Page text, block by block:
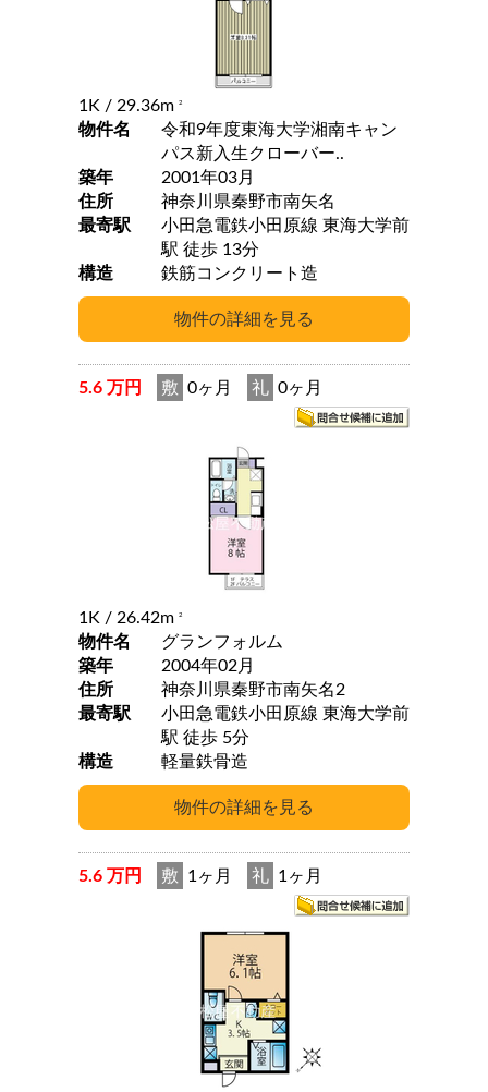
1K / 29.36m 2
物件名
令和9年度東海大学湘南キャン
パス新入生クローバー..
築年
2001年03月
住所
神奈川県秦野市南矢名
最寄駅
小田急電鉄小田原線 東海大学前
駅 徒歩 13分
構造
鉄筋コンクリート造
5.6 万円 敷 0ヶ月 礼 0ヶ月
1K / 26.42m 2
物件名
グランフォルム
築年
2004年02月
住所
神奈川県秦野市南矢名2
最寄駅
小田急電鉄小田原線 東海大学前
駅 徒歩 5分
構造
軽量鉄骨造
5.6 万円 敷 1ヶ月 礼 1ヶ月